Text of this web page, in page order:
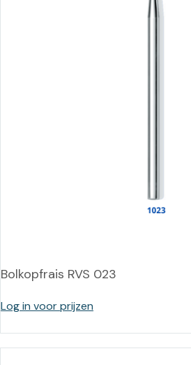
Bolkopfrais RVS 023
Log in voor prijzen